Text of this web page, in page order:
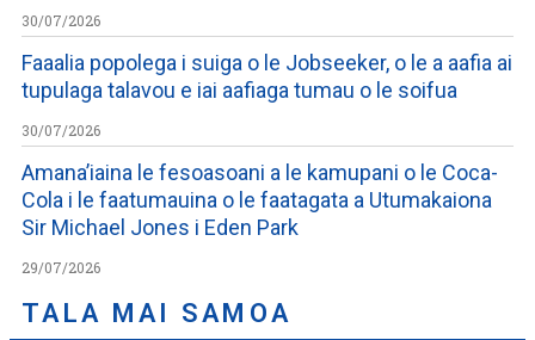
30/07/2026
Faaalia popolega i suiga o le Jobseeker, o le a aafia ai
tupulaga talavou e iai aafiaga tumau o le soifua
30/07/2026
Amana’iaina le fesoasoani a le kamupani o le Coca-
Cola i le faatumauina o le faatagata a Utumakaiona
Sir Michael Jones i Eden Park
29/07/2026
TALA MAI SAMOA